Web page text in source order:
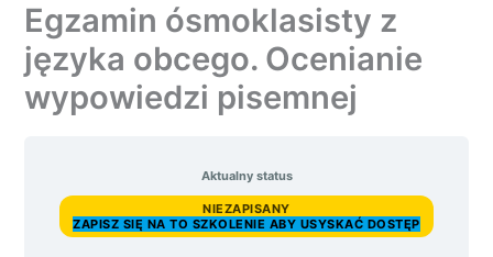
Egzamin ósmoklasisty z
języka obcego. Ocenianie
wypowiedzi pisemnej
Aktualny status
NIEZAPISANY
ZAPISZ SIĘ NA TO SZKOLENIE ABY USYSKAĆ DOSTĘP